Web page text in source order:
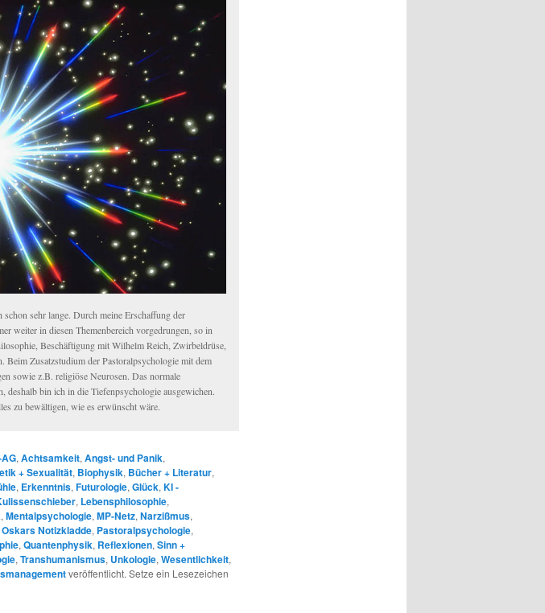
sehr lange. Durch meine Erschaffung der
weiter in diesen Themenbereich vorgedrungen, so in
Beschäftigung mit Wilhelm Reich, Zwirbeldrüse,
Zusatzstudium der Pastoralpsychologie mit dem
sowie z.B. religiöse Neurosen. Das normale
deshalb bin ich in die Tiefenpsychologie ausgewichen.
zu bewältigen, wie es erwünscht wäre.
,Achtsamkeit,Angst- und Panik,
+ Sexualität, Biophysik, Bücher + Literatur,
, Erkenntnis,Futurologie,Glück,KI -
, Lebensphilosophie,
,Mentalpsychologie,MP-Netz,Narzißmus,
Oskars Notizkladde, Pastoralpsychologie,
,Quantenphysik, Reflexionen,Sinn +
,Transhumanismus, Unkologie,Wesentlichkeit,
veröffentlicht. Setze ein Lesezeichen